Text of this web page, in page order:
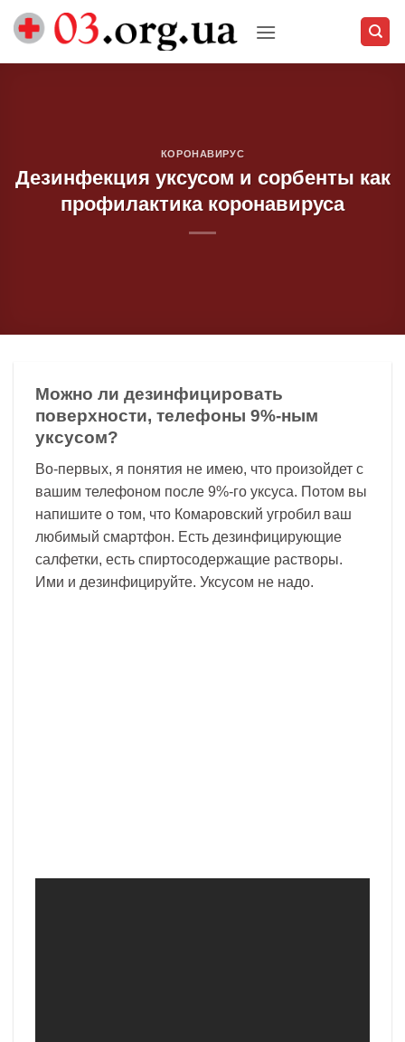
Skip
КОРОНАВИРУС
Дезинфекция уксусом и сорбенты как
профилактика коронавируса
Можно ли дезинфицировать
поверхности, телефоны 9%-ным
уксусом?
Во-первых, я понятия не имею, что произойдет с
вашим телефоном после 9%-го уксуса. Потом вы
напишите о том, что Комаровский угробил ваш
любимый смартфон. Есть дезинфицирующие
салфетки, есть спиртосодержащие растворы.
Ими и дезинфицируйте. Уксусом не надо.